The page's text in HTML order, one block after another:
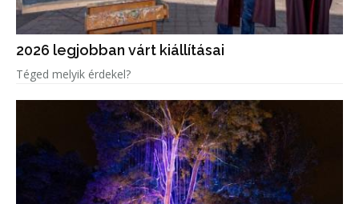
2026 legjobban várt kiállításai
Téged melyik érdekel?